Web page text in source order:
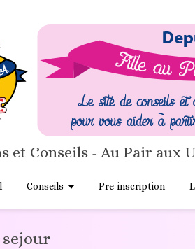
et Conseils - Au Pair aux
Conseils Pre-inscription